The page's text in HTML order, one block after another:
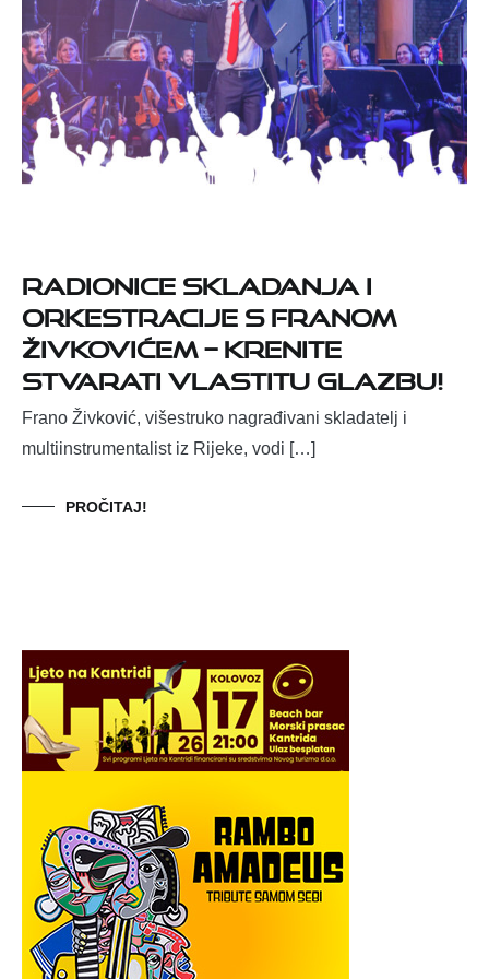
Radionice skladanja i
orkestracije s Franom
Živkovićem – krenite
stvarati vlastitu glazbu!
Frano Živković, višestruko nagrađivani skladatelj i
multiinstrumentalist iz Rijeke, vodi […]
PROČITAJ!